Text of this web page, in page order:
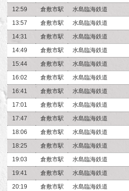
12:59
倉敷市駅
水島臨海鉄道
13:57
倉敷市駅
水島臨海鉄道
14:31
倉敷市駅
水島臨海鉄道
14:49
倉敷市駅
水島臨海鉄道
15:44
倉敷市駅
水島臨海鉄道
16:02
倉敷市駅
水島臨海鉄道
16:41
倉敷市駅
水島臨海鉄道
17:01
倉敷市駅
水島臨海鉄道
17:47
倉敷市駅
水島臨海鉄道
18:06
倉敷市駅
水島臨海鉄道
18:25
倉敷市駅
水島臨海鉄道
19:03
倉敷市駅
水島臨海鉄道
19:41
倉敷市駅
水島臨海鉄道
20:19
倉敷市駅
水島臨海鉄道